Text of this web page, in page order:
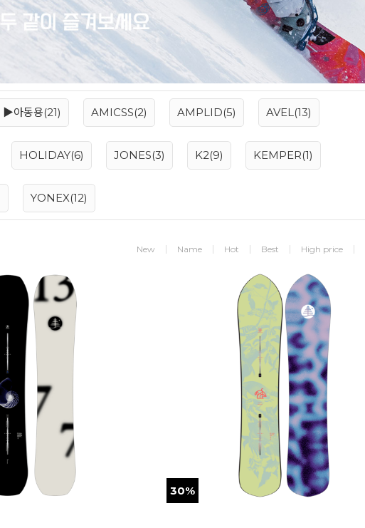
▶아동용(21) AMICSS(2) AMPLID(5) AVEL(13)
HOLIDAY(6) JONES(3) K2(9) KEMPER(1)
YONEX(12)
New Name Hot Best High price
30%